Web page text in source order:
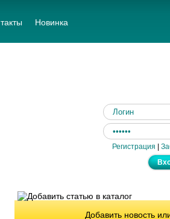
Новинка
Регистрация |
Добавить новость